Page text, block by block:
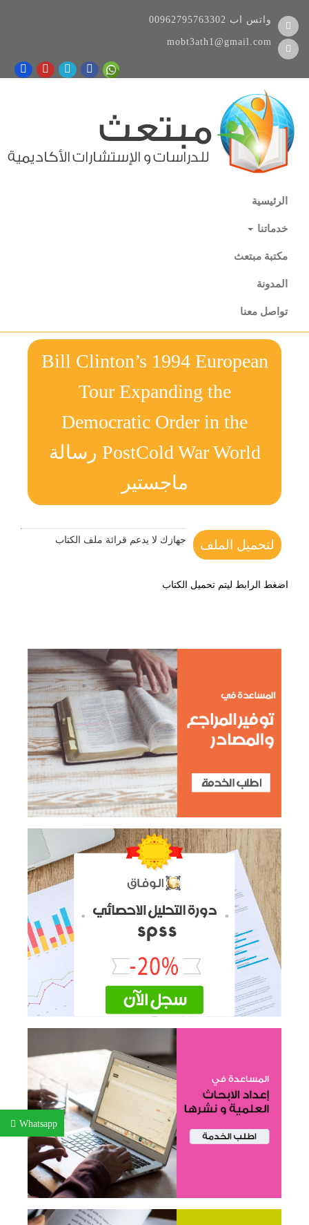
Whatsapp
00962795763302 واتس اب
mobt3ath1@gmail.com
الرئيسية
خدماتنا
مكتبة مبتعث
المدونة
تواصل معنا
Bill Clinton’s 1994 European
Tour Expanding the
Democratic Order in the
PostCold War World رسالة
ماجستير
لتحميل الملف جهازك لا يدعم قرائة ملف الكتاب
اضغط الرابط ليتم تحميل الكتاب